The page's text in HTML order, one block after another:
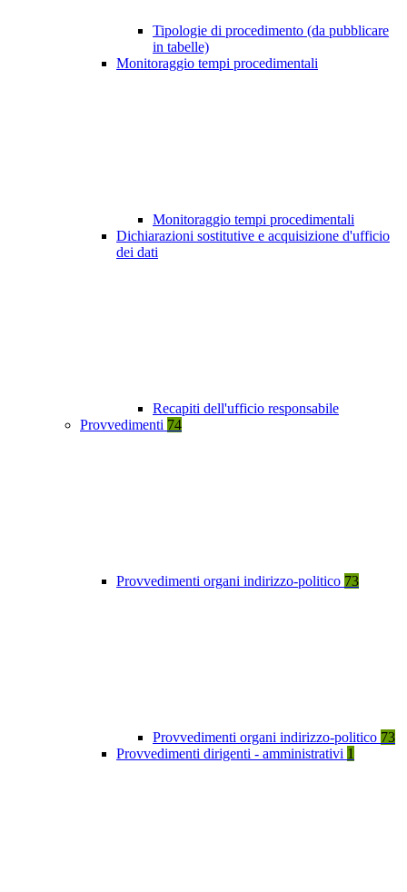
Tipologie di procedimento (da pubblicare
in tabelle)
Monitoraggio tempi procedimentali
Monitoraggio tempi procedimentali
Dichiarazioni sostitutive e acquisizione d'ufficio
dei dati
Recapiti dell'ufficio responsabile
Provvedimenti 74
Provvedimenti organi indirizzo-politico 73
Provvedimenti organi indirizzo-politico 73
Provvedimenti dirigenti - amministrativi 1